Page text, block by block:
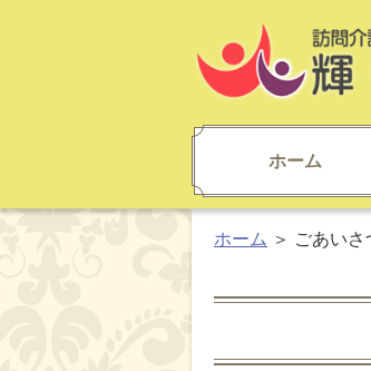
ホーム
ホーム ごあいさ